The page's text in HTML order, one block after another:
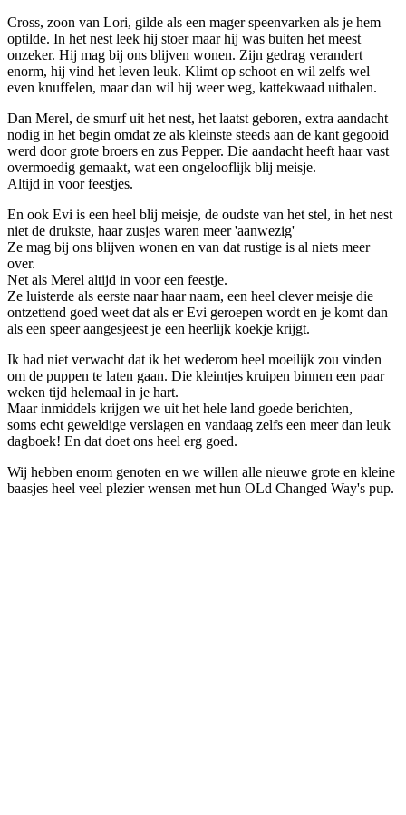
Cross, zoon van Lori, gilde als een mager speenvarken als je hem
optilde. In het nest leek hij stoer maar hij was buiten het meest
onzeker. Hij mag bij ons blijven wonen. Zijn gedrag verandert
enorm, hij vind het leven leuk. Klimt op schoot en wil zelfs wel
even knuffelen, maar dan wil hij weer weg, kattekwaad uithalen.
Dan Merel, de smurf uit het nest, het laatst geboren, extra aandacht
nodig in het begin omdat ze als kleinste steeds aan de kant gegooid
werd door grote broers en zus Pepper. Die aandacht heeft haar vast
overmoedig gemaakt, wat een ongelooflijk blij meisje.
Altijd in voor feestjes.
En ook Evi is een heel blij meisje, de oudste van het stel, in het nest
niet de drukste, haar zusjes waren meer 'aanwezig'
Ze mag bij ons blijven wonen en van dat rustige is al niets meer
over.
Net als Merel altijd in voor een feestje.
Ze luisterde als eerste naar haar naam, een heel clever meisje die
ontzettend goed weet dat als er Evi geroepen wordt en je komt dan
als een speer aangesjeest je een heerlijk koekje krijgt.
Ik had niet verwacht dat ik het wederom heel moeilijk zou vinden
om de puppen te laten gaan. Die kleintjes kruipen binnen een paar
weken tijd helemaal in je hart.
Maar inmiddels krijgen we uit het hele land goede berichten,
soms echt geweldige verslagen en vandaag zelfs een meer dan leuk
dagboek! En dat doet ons heel erg goed.
Wij hebben enorm genoten en we willen alle nieuwe grote en kleine
baasjes heel veel plezier wensen met hun OLd Changed Way's pup.